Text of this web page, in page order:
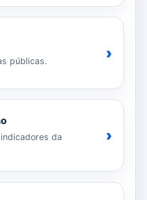
públicas. ›
da
›